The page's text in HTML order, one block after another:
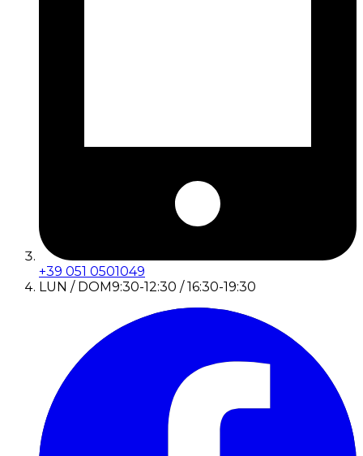
+39 051 0501049
LUN / DOM9:30-12:30 / 16:30-19:30